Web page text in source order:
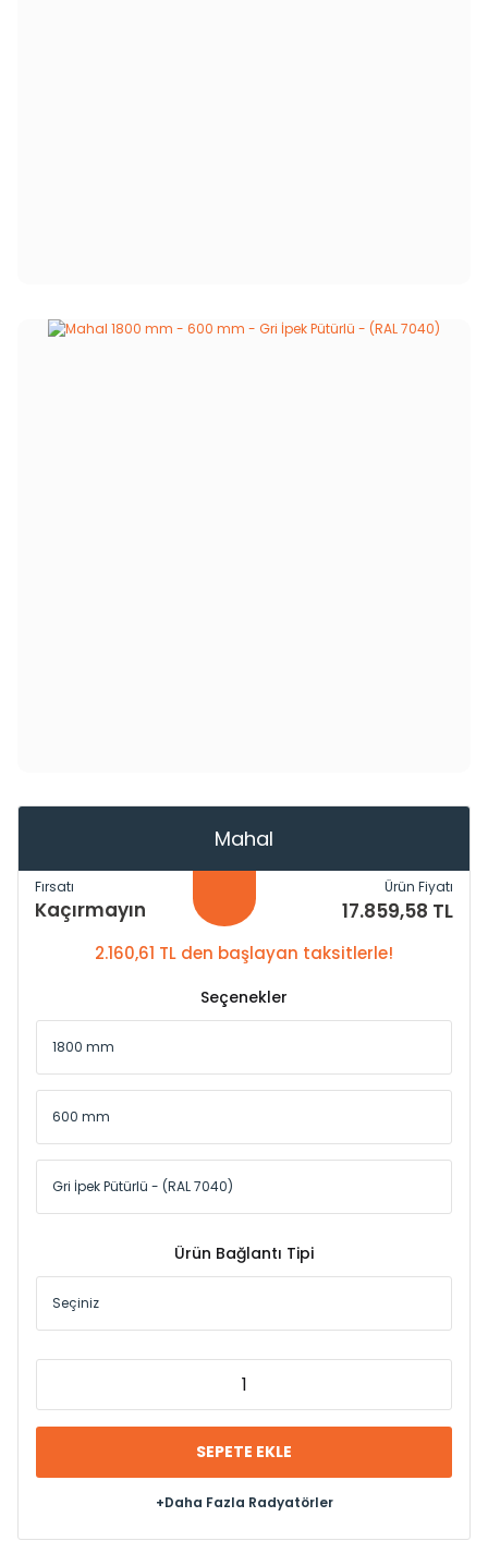
Mahal
Fırsatı
Kaçırmayın
Ürün Fiyatı
17.859,58 TL
2.160,61 TL den başlayan taksitlerle!
Seçenekler
Ürün Bağlantı Tipi
SEPETE EKLE
+Daha Fazla Radyatörler